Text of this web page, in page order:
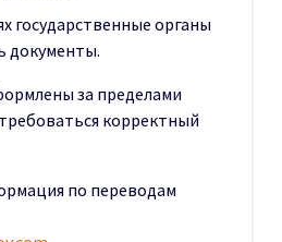
государственные органы
документы.
за пределами
корректный
по переводам